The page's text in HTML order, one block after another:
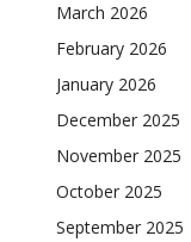
March 2026
February 2026
January 2026
December 2025
November 2025
October 2025
September 2025